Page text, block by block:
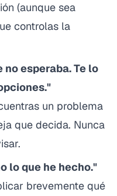
(aunque sea
controlas la
esperaba. Te lo
un problema
que decida. Nunca
lo que he hecho."
brevemente qué